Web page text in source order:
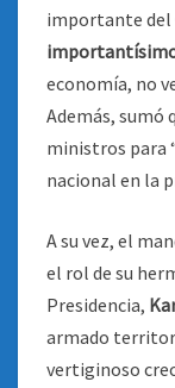
importante del
economía, no
Además, sumó
ministros para
nacional en la
A su vez, el
el rol de su
Presidencia,
armado
vertiginoso